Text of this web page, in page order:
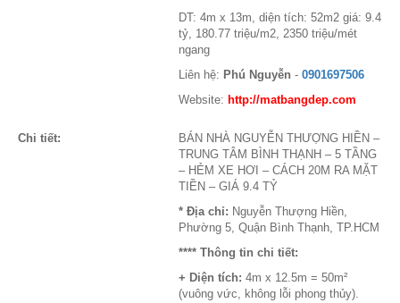
DT: 4m x 13m, diện tích: 52m2 giá: 9.4
tỷ, 180.77 triệu/m2, 2350 triệu/mét
ngang
Liên hệ: Phú Nguyễn - 0901697506
Website: http://matbangdep.com
Chi tiết:
BÁN NHÀ NGUYỄN THƯỢNG HIỀN –
TRUNG TÂM BÌNH THẠNH – 5 TẦNG
– HẺM XE HƠI – CÁCH 20M RA MẶT
TIỀN – GIÁ 9.4 TỶ
* Địa chỉ: Nguyễn Thượng Hiền,
Phường 5, Quận Bình Thạnh, TP.HCM
**** Thông tin chi tiết:
+ Diện tích: 4m x 12.5m = 50m²
(vuông vức, không lỗi phong thủy).